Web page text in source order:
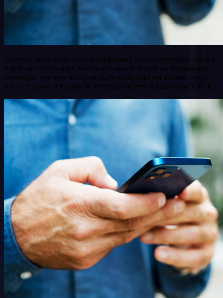
Депутат законодательного собрания Санкт-Петербурга Павел
Крупник предложил ввести суточный лимит на банковские
переводы для пенсионеров. Копия обращения на имя главы
Банка России Эльвиры Набиуллиной есть в распоряжении RT.